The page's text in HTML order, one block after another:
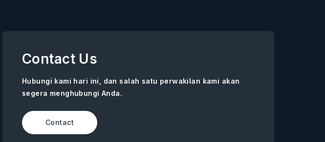
Contact Us
Hubungi kami hari ini, dan salah satu perwakilan kami akan
segera menghubungi Anda.
Contact